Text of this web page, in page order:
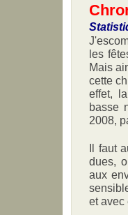
les
Mais
cette
effet,
basse
2008,
Il faut
dues,
aux
et avec